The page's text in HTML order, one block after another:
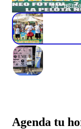
Agenda tu